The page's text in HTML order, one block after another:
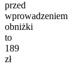
przed
wprowadzeniem
obniżki
to
189
zł